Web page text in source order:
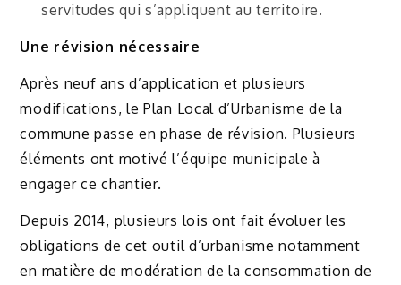
servitudes qui s’appliquent au territoire.
Une révision nécessaire
Après neuf ans d’application et plusieurs
modifications, le Plan Local d’Urbanisme de la
commune passe en phase de révision. Plusieurs
éléments ont motivé l’équipe municipale à
engager ce chantier.
Depuis 2014, plusieurs lois ont fait évoluer les
obligations de cet outil d’urbanisme notamment
en matière de modération de la consommation de